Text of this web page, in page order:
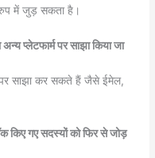
में जुड़ सकता है।
प्लेटफार्म पर साझा किया जा
पर साझा कर सकते हैं जैसे ईमेल,
किए गए सदस्यों को फिर से जोड़